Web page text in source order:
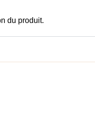
du produit.